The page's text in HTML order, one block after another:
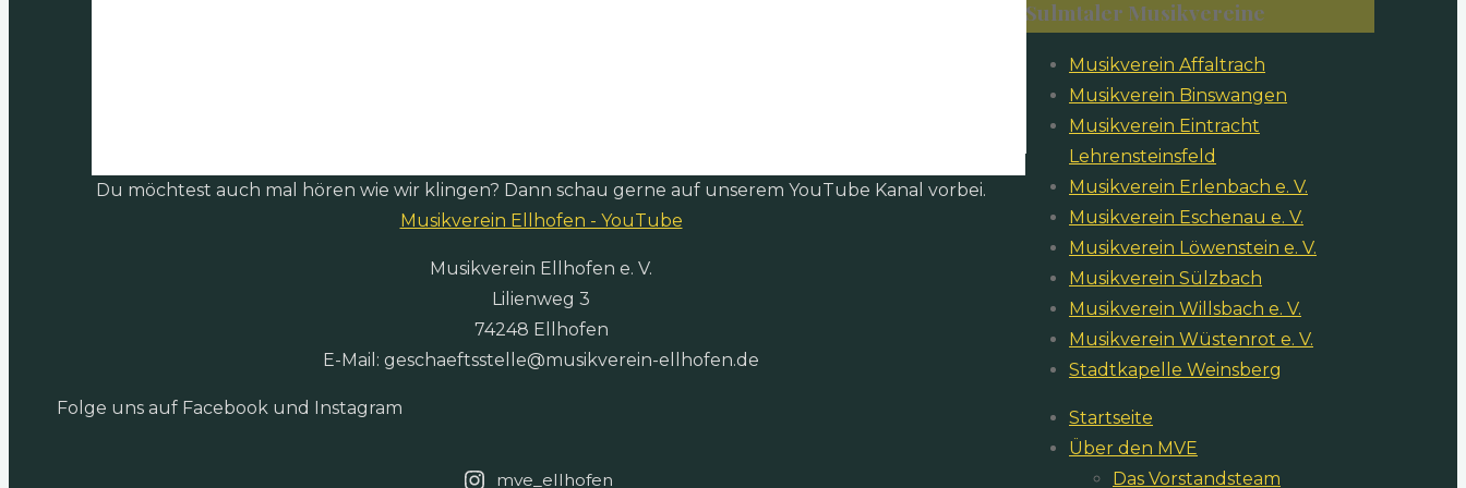
Sulmtaler Musikvereine
Musikverein Affaltrach
Musikverein Binswangen
Musikverein Eintracht
Lehrensteinsfeld
Musikverein Erlenbach e. V.
Musikverein Eschenau e. V.
Musikverein Löwenstein e. V.
Musikverein Sülzbach
Musikverein Willsbach e. V.
Musikverein Wüstenrot e. V.
Stadtkapelle Weinsberg
Startseite
Über den MVE
Das Vorstandsteam
Du möchtest auch mal hören wie wir klingen? Dann schau gerne auf unserem YouTube Kanal vorbei.
Musikverein Ellhofen - YouTube
Musikverein Ellhofen e. V.
Lilienweg 3
74248 Ellhofen
E-Mail: geschaeftsstelle@musikverein-ellhofen.de
Folge uns auf Facebook und Instagram
mve_ellhofen